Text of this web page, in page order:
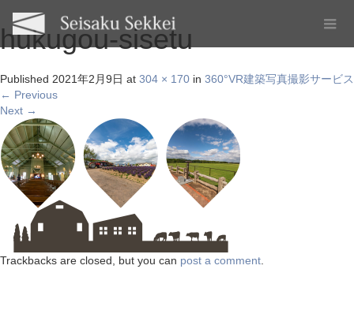
hukugou-sisetu
Published 2021年2月9日 at 304 × 170 in 360°VR建築写真撮影サービス
← Previous
Next →
Trackbacks are closed, but you can post a comment